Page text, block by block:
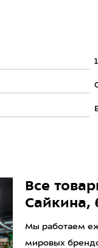
Все
Сайкина,
Мы работаем
мировых